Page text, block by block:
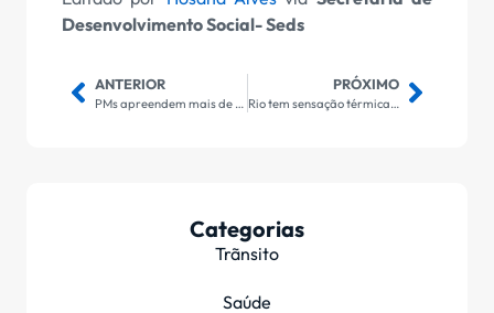
Desenvolvimento Social- Seds
ANTERIOR
PMs apreendem mais de 30 quilos de drogas que seriam levados de Uruaçu para Goianésia
PRÓXIMO
Rio tem sensação térmica de mais de 52 graus às 8h da manhã
Categorias
Trãnsito
Saúde